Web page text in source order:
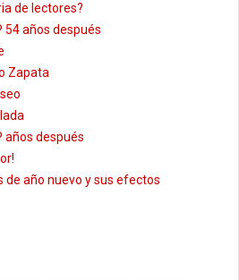
de lectores?
54 años después
Zapata
años después
de año nuevo y sus efectos